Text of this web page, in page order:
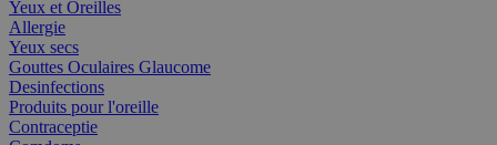
Yeux et Oreilles
Allergie
Yeux secs
Gouttes Oculaires Glaucome
Desinfections
Produits pour l'oreille
Contraceptie